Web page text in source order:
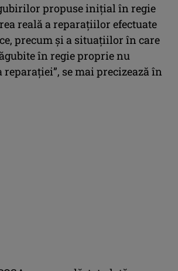
propuse iniţial în regie
reală a reparaţiilor efectuate
precum şi a situaţiilor în care
în regie proprie nu
se mai precizează în